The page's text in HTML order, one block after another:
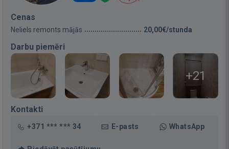
Cenas
Neliels remonts mājās 20,00€/stunda
Darbu piemēri
+21
Kontakti
+371 *** *** 34 E-pasts WhatsApp